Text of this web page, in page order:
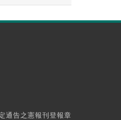
通告之憲報刊登報章